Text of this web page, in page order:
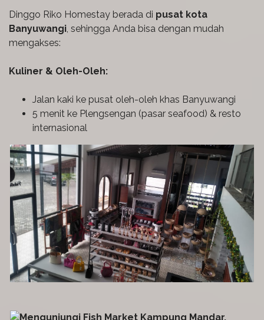
Dinggo Riko Homestay berada di pusat kota
Banyuwangi , sehingga Anda bisa dengan mudah
mengakses:
Kuliner & Oleh-Oleh:
Jalan kaki ke pusat oleh-oleh khas Banyuwangi
5 menit ke Plengsengan (pasar seafood) & resto
internasional